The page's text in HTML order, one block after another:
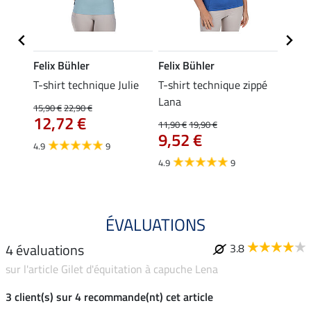
Felix Bühler
T-shirt technique Julie
15,90 €22,90 €
12,72 €
4.9 9
Felix Bühler
T-shirt technique zippé
Lana
11,90 €19,90 €
9,52 €
4.9 9
ÉVALUATIONS
4 évaluations
3.8
sur l'article Gilet d'équitation à capuche Lena
3 client(s) sur 4 recommande(nt) cet article